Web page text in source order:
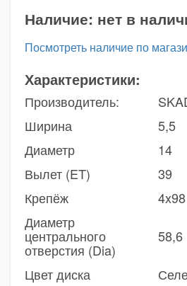
Наличие: нет в
Посмотреть наличие по
Характеристики:
Производитель:
Ширина
5,5
Диаметр
14
Вылет (ET)
39
Крепёж
4x98
Диаметр
центрального
отверстия (Dia)
58,6
Цвет диска